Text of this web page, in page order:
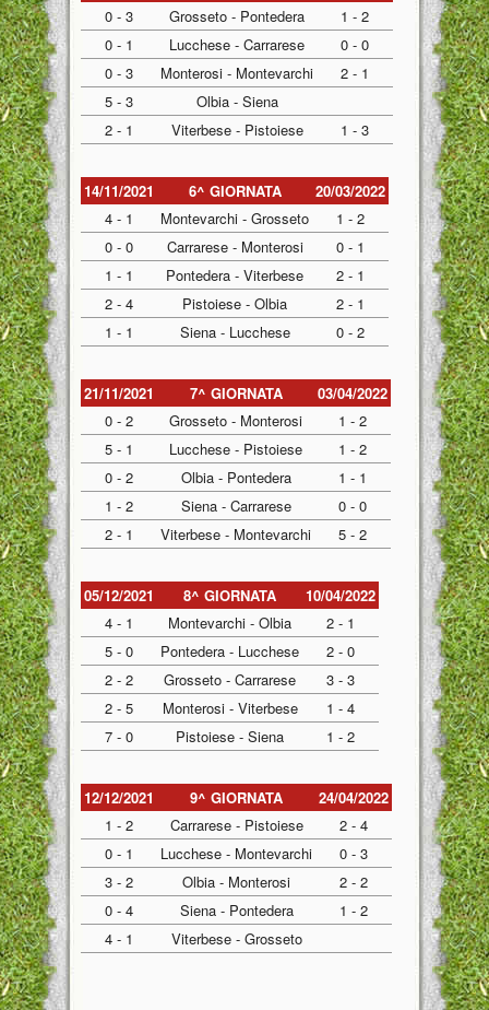
0 - 3
Grosseto - Pontedera
1 - 2
0 - 1
Lucchese - Carrarese
0 - 0
0 - 3
Monterosi - Montevarchi
2 - 1
5 - 3
Olbia - Siena
2 - 1
Viterbese - Pistoiese 1 - 3
14/11/2021 6^ GIORNATA
20/03/2022
4 - 1
Montevarchi - Grosseto
1 - 2
0 - 0
Carrarese - Monterosi
0 - 1
1 - 1
Pontedera - Viterbese
2 - 1
2 - 4
Pistoiese - Olbia
2 - 1
1 - 1
Siena - Lucchese 0 - 2
21/11/2021 7^ GIORNATA
03/04/2022
0 - 2
Grosseto - Monterosi
1 - 2
5 - 1
Lucchese - Pistoiese
1 - 2
0 - 2
Olbia - Pontedera
1 - 1
1 - 2
Siena - Carrarese
0 - 0
2 - 1
Viterbese - Montevarchi 5 - 2
05/12/2021 8^ GIORNATA
10/04/2022
4 - 1
Montevarchi - Olbia
2 - 1
5 - 0
Pontedera - Lucchese
2 - 0
2 - 2
Grosseto - Carrarese
3 - 3
2 - 5
Monterosi - Viterbese
1 - 4
7 - 0
Pistoiese - Siena 1 - 2
12/12/2021 9^ GIORNATA
24/04/2022
1 - 2
Carrarese - Pistoiese
2 - 4
0 - 1
Lucchese - Montevarchi
0 - 3
3 - 2
Olbia - Monterosi
2 - 2
0 - 4
Siena - Pontedera
1 - 2
4 - 1
Viterbese - Grosseto